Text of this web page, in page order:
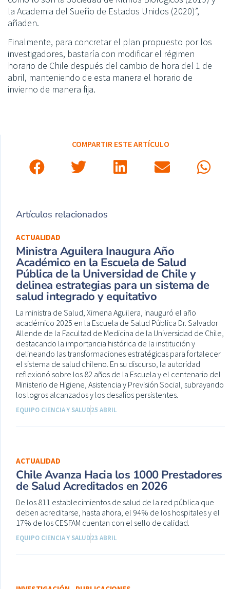
la Academia del Sueño de Estados Unidos (2020)”,
añaden.
Finalmente, para concretar el plan propuesto por los
investigadores, bastaría con modificar el régimen
horario de Chile después del cambio de hora del 1 de
abril, manteniendo de esta manera el horario de
invierno de manera fija.
COMPARTIR ESTE ARTÍCULO
Artículos relacionados
ACTUALIDAD
Ministra Aguilera Inaugura Año
Académico en la Escuela de Salud
Pública de la Universidad de Chile y
delinea estrategias para un sistema de
salud integrado y equitativo
La ministra de Salud, Ximena Aguilera, inauguró el año
académico 2025 en la Escuela de Salud Pública Dr. Salvador
Allende de la Facultad de Medicina de la Universidad de Chile,
destacando la importancia histórica de la institución y
delineando las transformaciones estratégicas para fortalecer
el sistema de salud chileno. En su discurso, la autoridad
reflexionó sobre los 82 años de la Escuela y el centenario del
Ministerio de Higiene, Asistencia y Previsión Social, subrayando
los logros alcanzados y los desafíos persistentes.
EQUIPO CIENCIA Y SALUD25 ABRIL
ACTUALIDAD
Chile Avanza Hacia los 1000 Prestadores
de Salud Acreditados en 2026
De los 811 establecimientos de salud de la red pública que
deben acreditarse, hasta ahora, el 94% de los hospitales y el
17% de los CESFAM cuentan con el sello de calidad.
EQUIPO CIENCIA Y SALUD23 ABRIL